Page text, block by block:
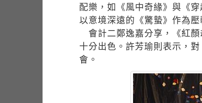
配樂，如《風中奇緣》與《
以意境深遠的《驚蟄》作為
會計二鄭逸嘉分享，《紅顏
十分出色。許芳瑜則表示，
會。